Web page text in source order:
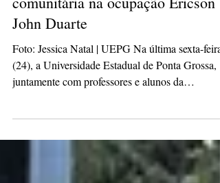
Universidade Estadual de Ponta
Grossa inaugura biblioteca
comunitária na ocupação Ericson
John Duarte
juntamente com professores e alunos da
instituição, inaugurou a biblioteca comunitária na
casa sede da ocupação Ericson John Duarte. O